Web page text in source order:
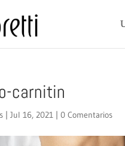
carnitin
| Jul 16, 2021| 0 Comentarios